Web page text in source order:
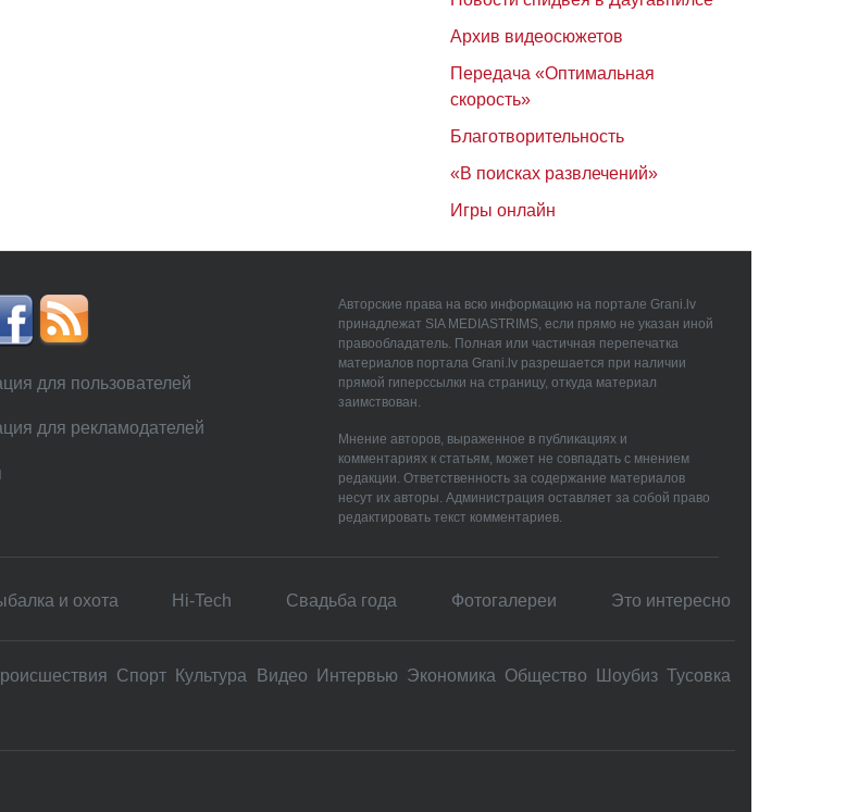
Архив видеосюжетов
Передача «Оптимальная
скорость»
Благотворительность
«В поисках развлечений»
Игры онлайн
для пользователей
для рекламодателей
Авторские права на всю информацию на портале Grani.lv
принадлежат SIA MEDIASTRIMS, если прямо не указан иной
правообладатель. Полная или частичная перепечатка
материалов портала Grani.lv разрешается при наличии
прямой гиперссылки на страницу, откуда материал
заимствован.
Мнение авторов, выраженное в публикациях и
комментариях к статьям, может не совпадать с мнением
редакции. Ответственность за содержание материалов
несут их авторы. Администрация оставляет за собой право
редактировать текст комментариев.
и охота Hi-Tech Свадьбa года Фотогалереи Это интересно
Спорт Культура Видео Интервью Экономика Общество Шоубиз Тусовка